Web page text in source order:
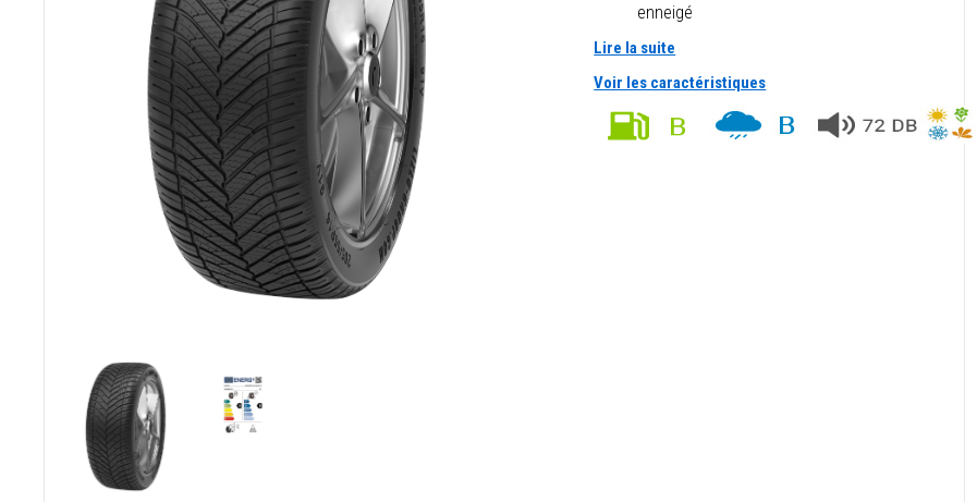
enneigé
Lire la suite
Voir les caractéristiques